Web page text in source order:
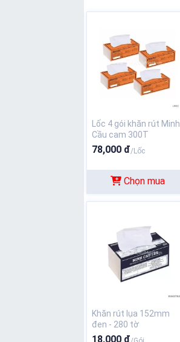
Lốc 4 gói khăn rút Minh
Cầu cam 300T
78,000 đ/Lốc
Chọn mua
Khăn rút lụa 152mm
đen - 280 tờ
18,000 đ